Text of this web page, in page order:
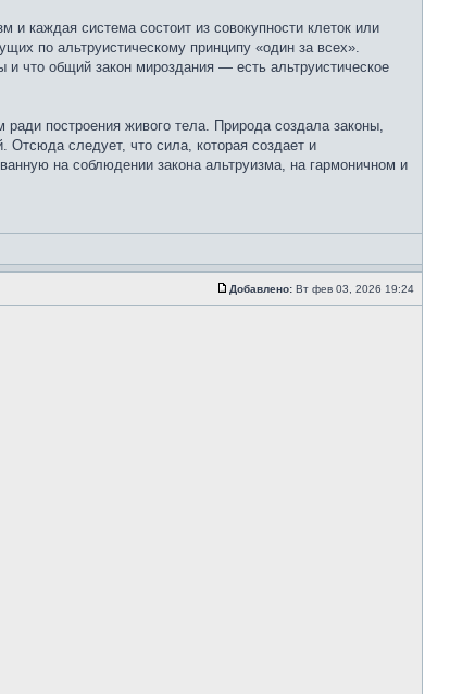
каждая система состоит из совокупности клеток или
по альтруистическому принципу «один за всех».
что общий закон мироздания — есть альтруистическое
построения живого тела. Природа создала законы,
Отсюда следует, что сила, которая создает и
на соблюдении закона альтруизма, на гармоничном и
Добавлено: Вт фев 03, 2026 19:24